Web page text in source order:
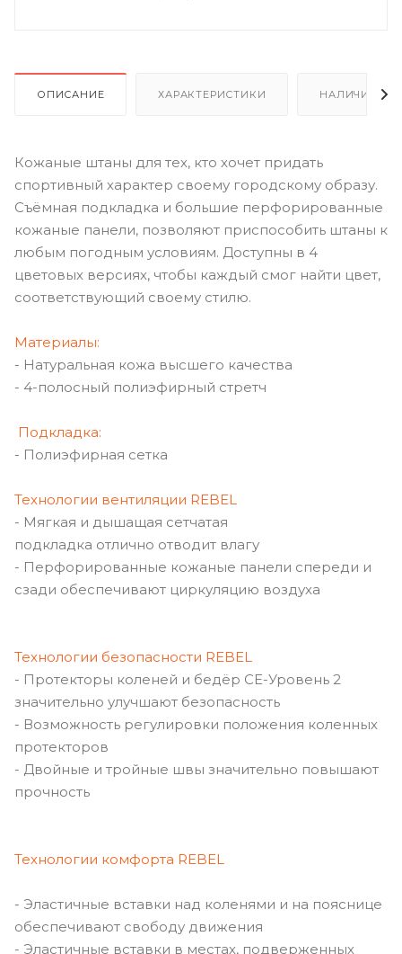
ОПИСАНИЕ ХАРАКТЕРИСТИКИ НАЛИЧИЕ
Кожаные штаны для тех, кто хочет придать
спортивный характер своему городскому образу.
Съёмная подкладка и большие перфорированные
кожаные панели, позволяют приспособить штаны к
любым погодным условиям. Доступны в 4
цветовых версиях, чтобы каждый смог найти цвет,
соответствующий своему стилю.
Материалы:
- Натуральная кожа высшего качества
- 4-полосный полиэфирный стретч
Подкладка:
- Полиэфирная сетка
Технологии вентиляции REBEL
- Мягкая и дышащая сетчатая
подкладка отлично отводит влагу
- Перфорированные кожаные панели спереди и
сзади обеспечивают циркуляцию воздуха
Технологии безопасности REBEL
- Протекторы коленей и бедёр СЕ-Уровень 2
значительно улучшают безопасность
- Возможность регулировки положения коленных
протекторов
- Двойные и тройные швы значительно повышают
прочность
Технологии комфорта REBEL
- Эластичные вставки над коленями и на пояснице
обеспечивают свободу движения
- Эластичные вставки в местах, подверженных